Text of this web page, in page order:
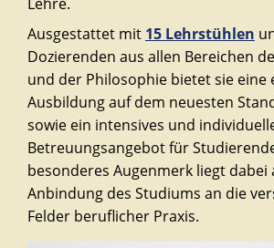
Ausgestattet mit 15 Lehrstühlen
Dozierenden aus allen Bereichen
und der Philosophie bietet sie eine
Ausbildung auf dem neuesten
sowie ein intensives und
Betreuungsangebot für
besonderes Augenmerk liegt dabei
Anbindung des Studiums an die
Felder beruflicher Praxis.